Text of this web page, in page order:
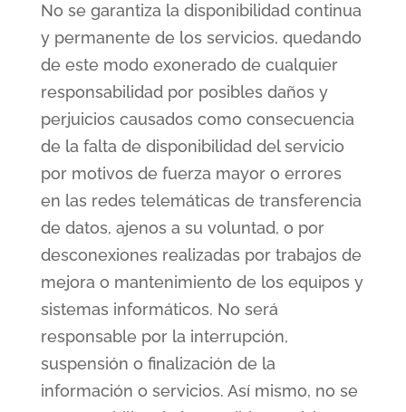
No se garantiza la disponibilidad continua
y permanente de los servicios, quedando
de este modo exonerado de cualquier
responsabilidad por posibles daños y
perjuicios causados como consecuencia
de la falta de disponibilidad del servicio
por motivos de fuerza mayor o errores
en las redes telemáticas de transferencia
de datos, ajenos a su voluntad, o por
desconexiones realizadas por trabajos de
mejora o mantenimiento de los equipos y
sistemas informáticos. No será
responsable por la interrupción,
suspensión o finalización de la
información o servicios. Así mismo, no se